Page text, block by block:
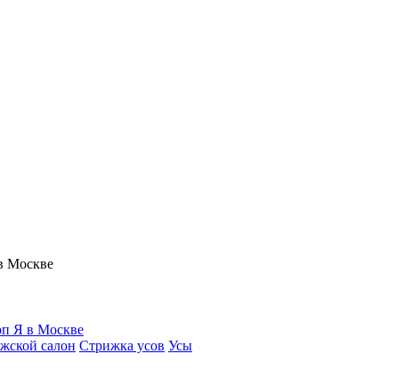
Москве
салон Стрижка усов Усы